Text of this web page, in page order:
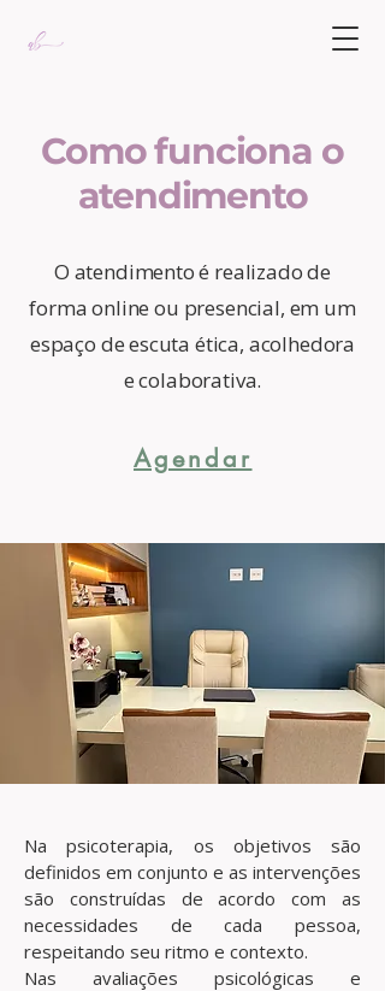
Como funciona o
atendimento
O atendimento é realizado de
forma online ou presencial, em um
espaço de escuta ética, acolhedora
e colaborativa.
Agendar
Na psicoterapia, os objetivos são
definidos em conjunto e as intervenções
são construídas de acordo com as
necessidades de cada pessoa,
respeitando seu ritmo e contexto.
Nas avaliações psicológicas e